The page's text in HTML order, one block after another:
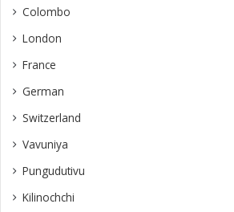
Colombo
London
France
German
Switzerland
Vavuniya
Pungudutivu
Kilinochchi